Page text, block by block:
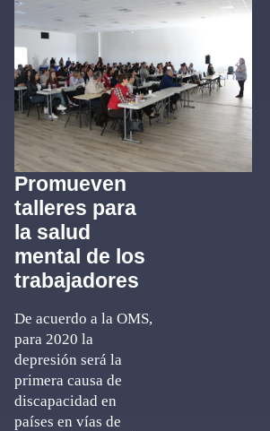
Promueven
talleres para
la salud
mental de los
trabajadores
De acuerdo a la OMS,
para 2020 la
depresión será la
primera causa de
discapacidad en
países en vías de